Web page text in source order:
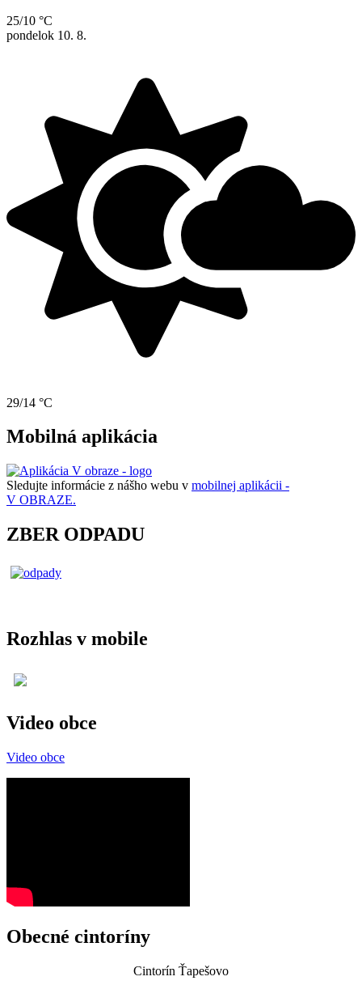
25/10 °C
pondelok 10. 8.
29/14 °C
Mobilná aplikácia
Sledujte informácie z nášho webu v mobilnej aplikácii -
V OBRAZE.
ZBER ODPADU
Rozhlas v mobile
Video obce
Video obce
Obecné cintoríny
Cintorín Ťapešovo